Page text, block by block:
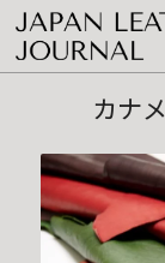
カナ